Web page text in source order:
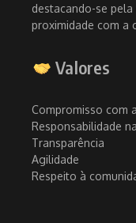
destacando-se
proximidade com a
Valores
Compromisso com
Responsabilidade
Transparência
Agilidade
Respeito à